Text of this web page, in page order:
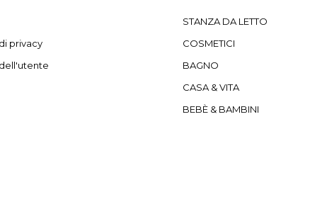
privacy
STANZA DA LETTO
COSMETICI
BAGNO
CASA & VITA
BEBÈ & BAMBINI